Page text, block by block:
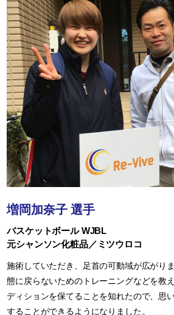
増岡加奈子 選手
バスケットボール WJBL
元シャンソン化粧品／ミツウロコ
施術していただき、足首の可動域が広がり
態に戻らないためのトレーニングなどを教
ディションを保てることを知れたので、思
することができるようになりました。